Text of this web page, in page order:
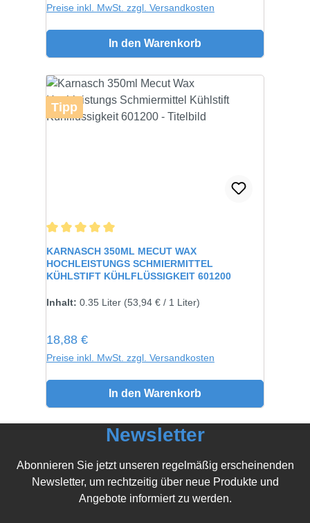
Preise inkl. MwSt. zzgl. Versandkosten
In den Warenkorb
Tipp
KARNASCH 350ML MECUT WAX
HOCHLEISTUNGS SCHMIERMITTEL
KÜHLSTIFT KÜHLFLÜSSIGKEIT 601200
Inhalt: 0.35 Liter (53,94 € / 1 Liter)
Regulärer Preis:
18,88 €
Preise inkl. MwSt. zzgl. Versandkosten
In den Warenkorb
Newsletter
Abonnieren Sie jetzt unseren regelmäßig erscheinenden
Newsletter, um rechtzeitig über neue Produkte und
Angebote informiert zu werden.